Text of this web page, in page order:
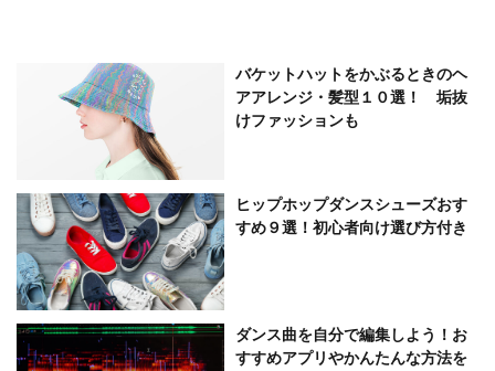
バケットハットをかぶるときのヘ
アアレンジ・髪型１０選！ 垢抜
けファッションも
ヒップホップダンスシューズおす
すめ９選！初心者向け選び方付き
ダンス曲を自分で編集しよう！お
すすめアプリやかんたんな方法を